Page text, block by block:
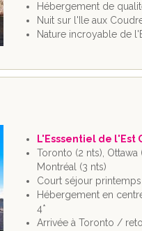
Hébergement de
Nuit sur l'Ile aux
Nature incroyable de
L'Esssentiel de l'Est
Toronto (2 nts), Ottawa
Montréal (3 nts)
Court séjour
Hébergement en
4*
Arrivée à Toronto /